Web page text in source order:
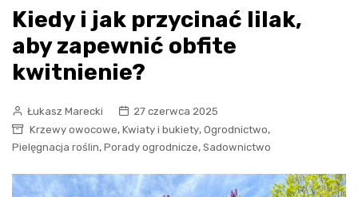
Kiedy i jak przycinać lilak,
aby zapewnić obfite
kwitnienie?
Łukasz Marecki
27 czerwca 2025
Krzewy owocowe, Kwiaty i bukiety, Ogrodnictwo,
Pielęgnacja roślin, Porady ogrodnicze, Sadownictwo